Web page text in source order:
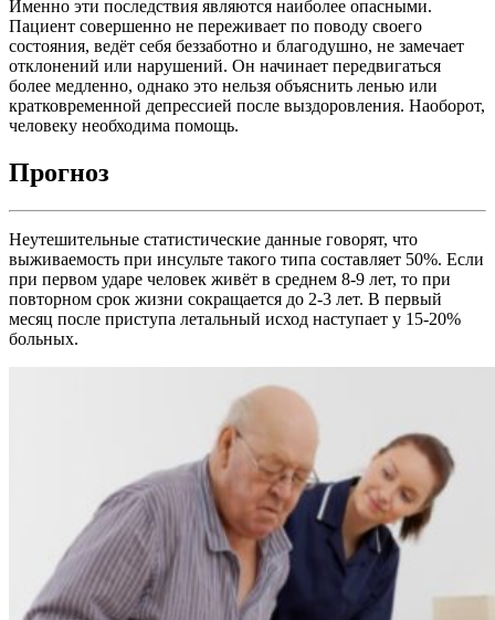
Именно эти последствия являются наиболее опасными.
Пациент совершенно не переживает по поводу своего
состояния, ведёт себя беззаботно и благодушно, не замечает
отклонений или нарушений. Он начинает передвигаться
более медленно, однако это нельзя объяснить ленью или
кратковременной депрессией после выздоровления. Наоборот,
человеку необходима помощь.
Прогноз
Неутешительные статистические данные говорят, что
выживаемость при инсульте такого типа составляет 50%. Если
при первом ударе человек живёт в среднем 8-9 лет, то при
повторном срок жизни сокращается до 2-3 лет. В первый
месяц после приступа летальный исход наступает у 15-20%
больных.